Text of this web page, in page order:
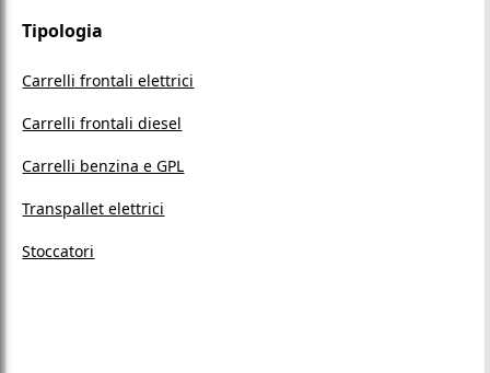
Tipologia
Carrelli frontali elettrici
Carrelli frontali diesel
Carrelli benzina e GPL
Transpallet elettrici
Stoccatori